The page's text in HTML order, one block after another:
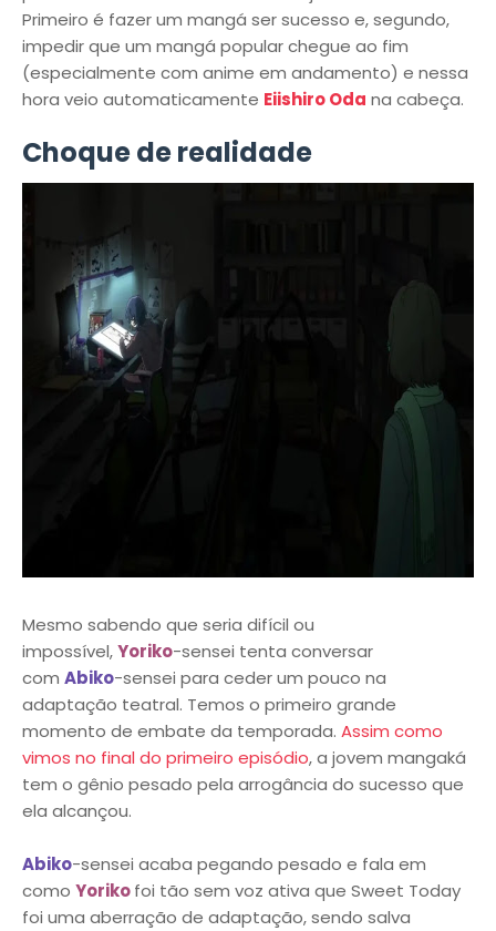
Primeiro é fazer um mangá ser sucesso e, segundo,
impedir que um mangá popular chegue ao fim
(especialmente com anime em andamento) e nessa
hora veio automaticamente Eiishiro Oda na cabeça.
Choque de realidade
Mesmo sabendo que seria difícil ou
impossível,Yoriko-sensei tenta conversar
com Abiko-sensei para ceder um pouco na
adaptação teatral. Temos o primeiro grande
momento de embate da temporada. Assim como
vimos no final do primeiro episódio, a jovem mangaká
tem o gênio pesado pela arrogância do sucesso que
ela alcançou.
Abiko-sensei acaba pegando pesado e fala em
como Yorikofoi tão sem voz ativa que Sweet Today
foi uma aberração de adaptação, sendo salva